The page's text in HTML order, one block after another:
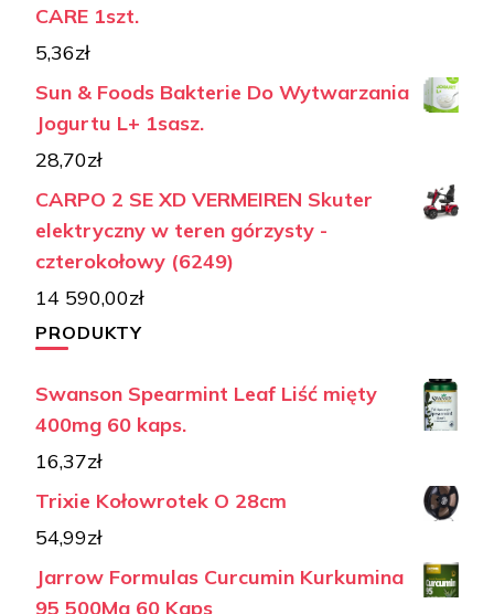
CARE 1szt.
5,36zł
Sun & Foods Bakterie Do Wytwarzania
Jogurtu L+ 1sasz.
28,70zł
CARPO 2 SE XD VERMEIREN Skuter
elektryczny w teren górzysty -
czterokołowy (6249)
14 590,00zł
PRODUKTY
Swanson Spearmint Leaf Liść mięty
400mg 60 kaps.
16,37zł
Trixie Kołowrotek O 28cm
54,99zł
Jarrow Formulas Curcumin Kurkumina
95 500Mg 60 Kaps